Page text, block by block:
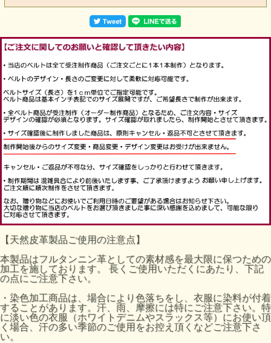
【天然皮革製品ご使用の注意点】
本製品はフルタンニン革としての素材感を最大限に保つための
加工を施しております。 長くご使用いただくにあたり、下記
の点にご注意下さい。
・染色加工商品は、場合により色落ちをし、衣服に染料が付着
することがあります。汗、雨、摩擦には特にご注意下さい。特
に淡い色の衣服（ホワイトデニムやスラックス等）にお使い頂
く場合、汗の多い季節のご使用をお控え頂くなどご注意下さ
い。